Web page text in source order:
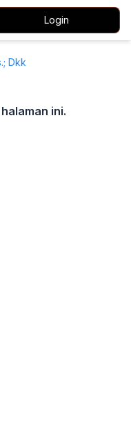
Login
Dkk
ini.